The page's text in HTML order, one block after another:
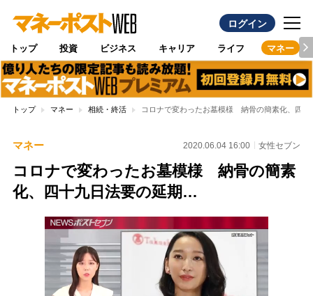
ログイン
トップ 投資 ビジネス キャリア ライフ マネー
トップ マネー 相続・終活 コロナで変わったお墓模様 納骨の簡素化、四
マネー 2020.06.04 16:00 女性セブン
コロナで変わったお墓模様 納骨の簡素
化、四十九日法要の延期…